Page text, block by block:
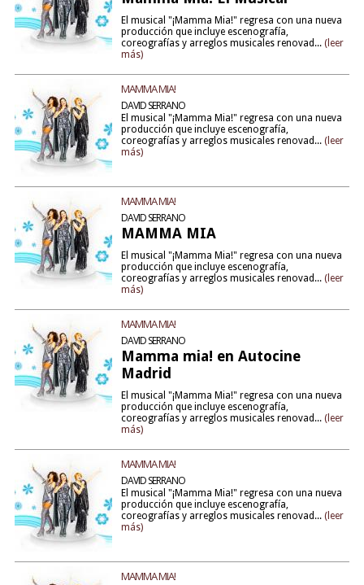
El musical "¡Mamma Mia!" regresa con una nueva
producción que incluye escenografía,
coreografías y arreglos musicales renovad... (leer
más)
MAMMA MIA!
DAVID SERRANO
El musical "¡Mamma Mia!" regresa con una nueva
producción que incluye escenografía,
coreografías y arreglos musicales renovad... (leer
más)
MAMMA MIA!
DAVID SERRANO
MAMMA MIA
El musical "¡Mamma Mia!" regresa con una nueva
producción que incluye escenografía,
coreografías y arreglos musicales renovad... (leer
más)
MAMMA MIA!
DAVID SERRANO
Mamma mia! en Autocine
Madrid
El musical "¡Mamma Mia!" regresa con una nueva
producción que incluye escenografía,
coreografías y arreglos musicales renovad... (leer
más)
MAMMA MIA!
DAVID SERRANO
El musical "¡Mamma Mia!" regresa con una nueva
producción que incluye escenografía,
coreografías y arreglos musicales renovad... (leer
más)
MAMMA MIA!